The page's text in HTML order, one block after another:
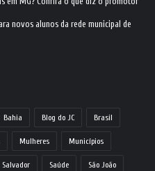
novos alunos da rede municipal de
Bahia Blog do JC Brasil
Mulheres Municípios
Salvador Saúde São João